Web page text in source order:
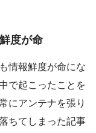
度が命
情報鮮度が命にな
で起こったことを
にアンテナを張り
ちてしまった記事